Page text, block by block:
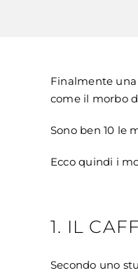
Finalmente
come il morbo
Sono ben 10 le
Ecco quindi i
1. IL
Secondo uno